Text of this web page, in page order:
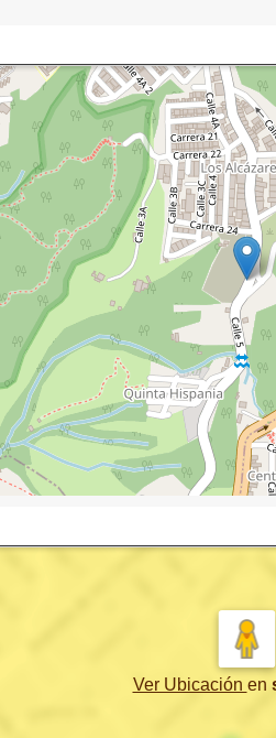
Ver Ubicación en